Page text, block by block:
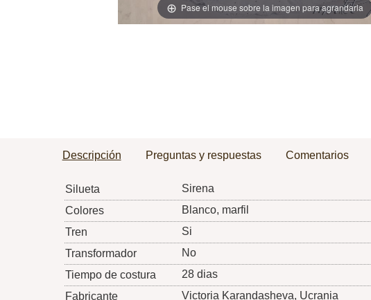
Pase el mouse sobre la imagen para agrandarla
Descripción Preguntas y respuestas Comentarios
Silueta
Sirena
Colores
Blanco, marfil
Tren
Si
Transformador
No
Tiempo de costura
28 dias
Fabricante
Victoria Karandasheva, Ucrania